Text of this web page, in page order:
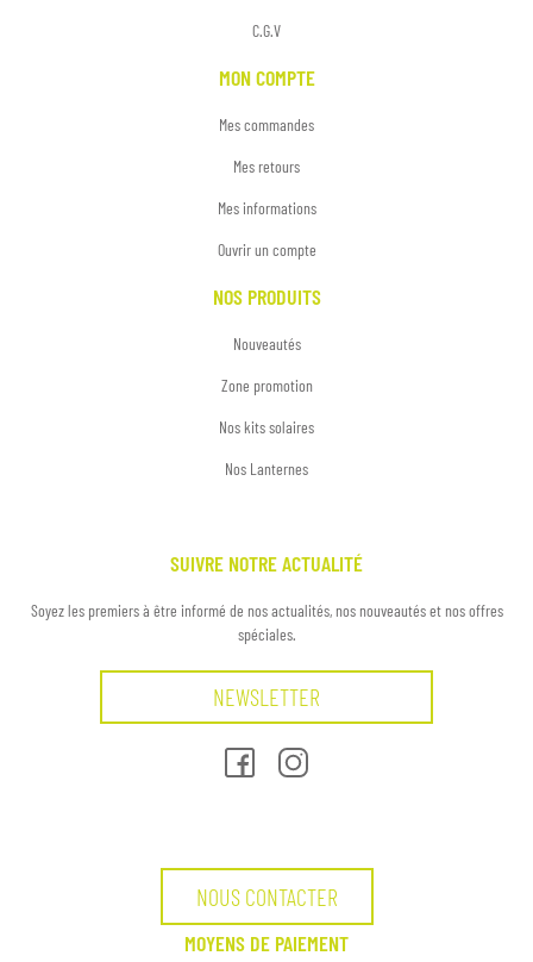
C.G.V
MON COMPTE
Mes commandes
Mes retours
Mes informations
Ouvrir un compte
NOS PRODUITS
Nouveautés
Zone promotion
Nos kits solaires
Nos Lanternes
SUIVRE NOTRE ACTUALITÉ
Soyez les premiers à être informé de nos actualités, nos nouveautés et nos offres
spéciales.
NEWSLETTER
NOUS CONTACTER
MOYENS DE PAIEMENT